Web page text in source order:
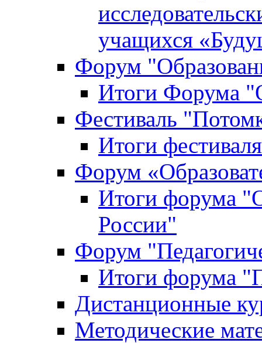
учащихся
Форум
Итоги Форума
Фестиваль
Итоги
Форум
Итоги форума
России"
Форум
Итоги форума
Дистанционные
Методические